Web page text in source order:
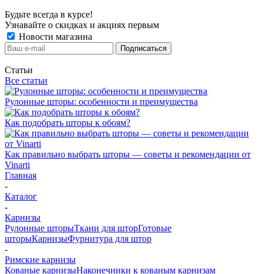
Будьте всегда в курсе!
Узнавайте о скидках и акциях первым
Новости магазина
Статьи
Все статьи
Рулонные шторы: особенности и преимущества
Как подобрать шторы к обоям?
Как правильно выбрать шторы — советы и рекомендации от
Vinarti
Главная
-
Каталог
-
Карнизы
Рулонные шторыТкани для шторГотовые
шторыКарнизыФурнитура для штор
-
Римские карнизы
Кованые карнизыНаконечники к кованым карнизам